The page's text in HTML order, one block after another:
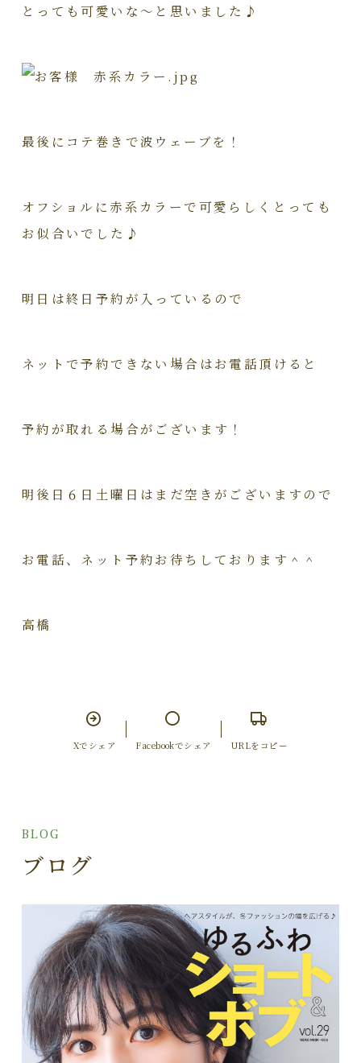
とっても可愛いな～と思いました♪
最後にコテ巻きで波ウェーブを！
オフショルに赤系カラーで可愛らしくとっても
お似合いでした♪
明日は終日予約が入っているので
ネットで予約できない場合はお電話頂けると
予約が取れる場合がございます！
明後日６日土曜日はまだ空きがございますので
お電話、ネット予約お待ちしております＾＾
高橋
Xでシェア Facebookでシェア URLをコピー
BLOG
ブログ